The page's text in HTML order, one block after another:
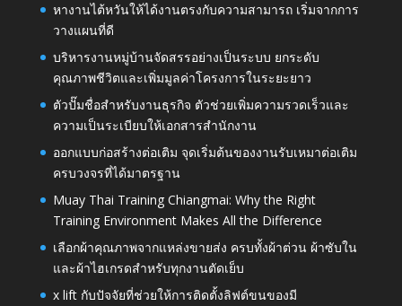
หางานไต้หวันให้ได้งานตรงกับความสามารถ เริ่มจากการ
วางแผนที่ดี
บริหารงานหมู่บ้านจัดสรรอย่างเป็นระบบ ยกระดับ
คุณภาพชีวิตและเพิ่มมูลค่าโครงการในระยะยาว
ตัวปั๊มชื่อสำหรับงานธุรกิจ ตัวช่วยเพิ่มความรวดเร็วและ
ความเป็นระเบียบให้เอกสารสำนักงาน
ออกแบบก่อสร้างต่อเติม จุดเริ่มต้นของงานรับเหมาต่อเติม
ครบวงจรที่ได้มาตรฐาน
Muay Thai Training Chiangmai: Why the Right
Training Environment Makes All the Difference
เลือกผ้าคุณภาพจากแหล่งขายส่ง ครบทั้งผ้าต่วน ผ้าซับใน
และผ้าไฮเกรดสำหรับทุกงานตัดเย็บ
x lift กับปัจจัยที่ช่วยให้การติดตั้งลิฟต์ขนของมี